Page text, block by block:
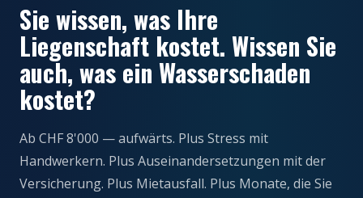
Sie wissen, was Ihre
Liegenschaft kostet. Wissen Sie
auch, was ein Wasserschaden
kostet?
Ab CHF 8'000 — aufwärts. Plus Stress mit
Handwerkern. Plus Auseinandersetzungen mit der
Versicherung. Plus Mietausfall. Plus Monate, die Sie